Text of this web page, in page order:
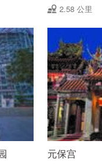
2.58 公里
元保宫